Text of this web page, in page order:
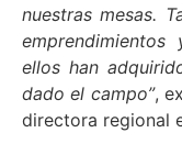
nuestras mesas.
ellos han
dado el campo”,
directora regional